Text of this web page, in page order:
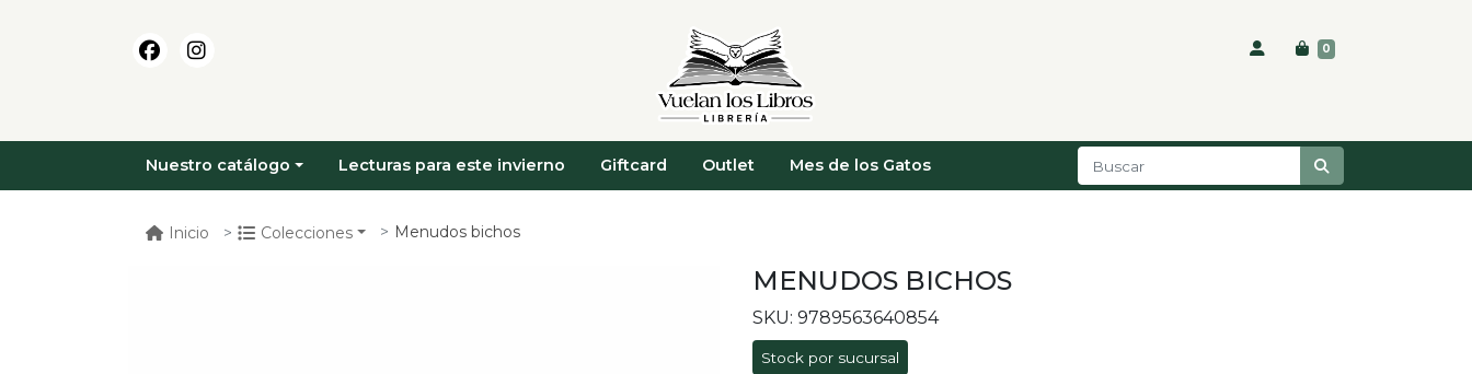
0
Nuestro catálogo Lecturas para este invierno Giftcard Outlet Mes de los Gatos
Inicio Colecciones Menudos bichos
MENUDOS BICHOS
SKU: 9789563640854
Stock por sucursal